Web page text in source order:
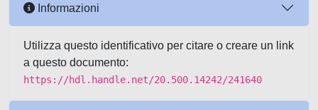
Informazioni
Utilizza questo identificativo per citare o creare un link
a questo documento:
https://hdl.handle.net/20.500.14242/241640